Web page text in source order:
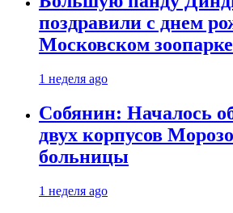
поздравили с днем
Московском зоопарке
1 неделя ago
Собянин: Началось
двух корпусов
больницы
1 неделя ago